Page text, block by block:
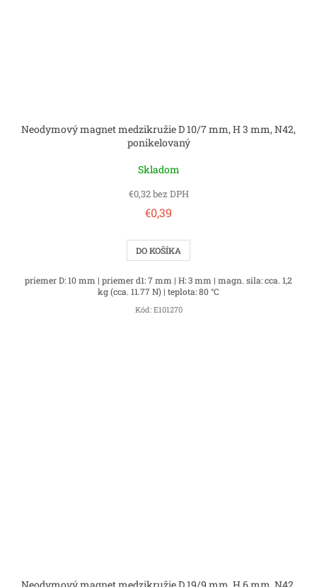
Neodymový magnet medzikružie D 10/7 mm, H 3 mm, N42,
ponikelovaný
Skladom
€0,32 bez DPH
€0,39
DO KOŠÍKA
priemer D: 10 mm | priemer d1: 7 mm | H: 3 mm | magn. sila: cca. 1,2
kg (cca. 11.77 N) | teplota: 80 °C
Kód: E101270